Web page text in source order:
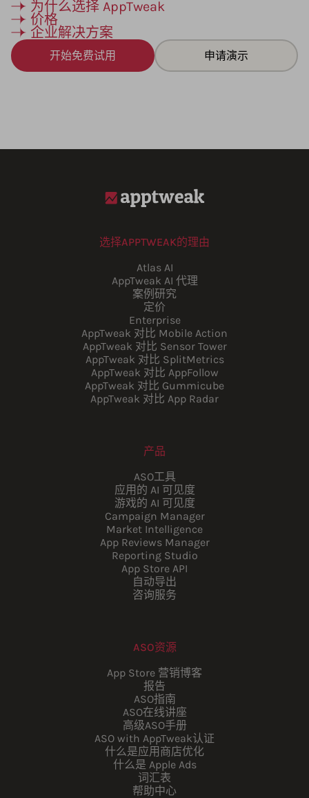
为什么选择 AppTweak
价格
企业解决方案
开始免费试用 申请演示
选择APPTWEAK的理由
Atlas AI
AppTweak AI 代理
案例研究
定价
Enterprise
AppTweak 对比 Mobile Action
AppTweak 对比 Sensor Tower
AppTweak 对比 SplitMetrics
AppTweak 对比 AppFollow
AppTweak 对比 Gummicube
AppTweak 对比 App Radar
产品
ASO工具
应用的 AI 可见度
游戏的 AI 可见度
Campaign Manager
Market Intelligence
App Reviews Manager
Reporting Studio
App Store API
自动导出
咨询服务
ASO资源
App Store 营销博客
报告
ASO指南
ASO在线讲座
高级ASO手册
ASO with AppTweak认证
什么是应用商店优化
什么是 Apple Ads
词汇表
帮助中心